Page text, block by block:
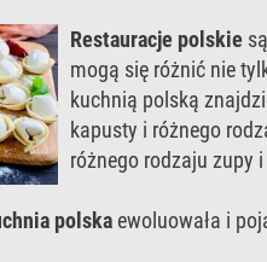
Restauracje polskie
mogą się różnić nie
kuchnią polską
kapusty i różnego
różnego rodzaju zupy
polska ewoluowała i